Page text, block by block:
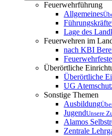
Feuerwehrführung
Allgemeines
Führungskräfte
Lage des
Feuerwehren im
nach KBI
Feuerwehrfeste
Überörtliche
Überörtliche
UG
Sonstige Themen
Ausbildung
JugendUnsere
Alamos
Zentrale